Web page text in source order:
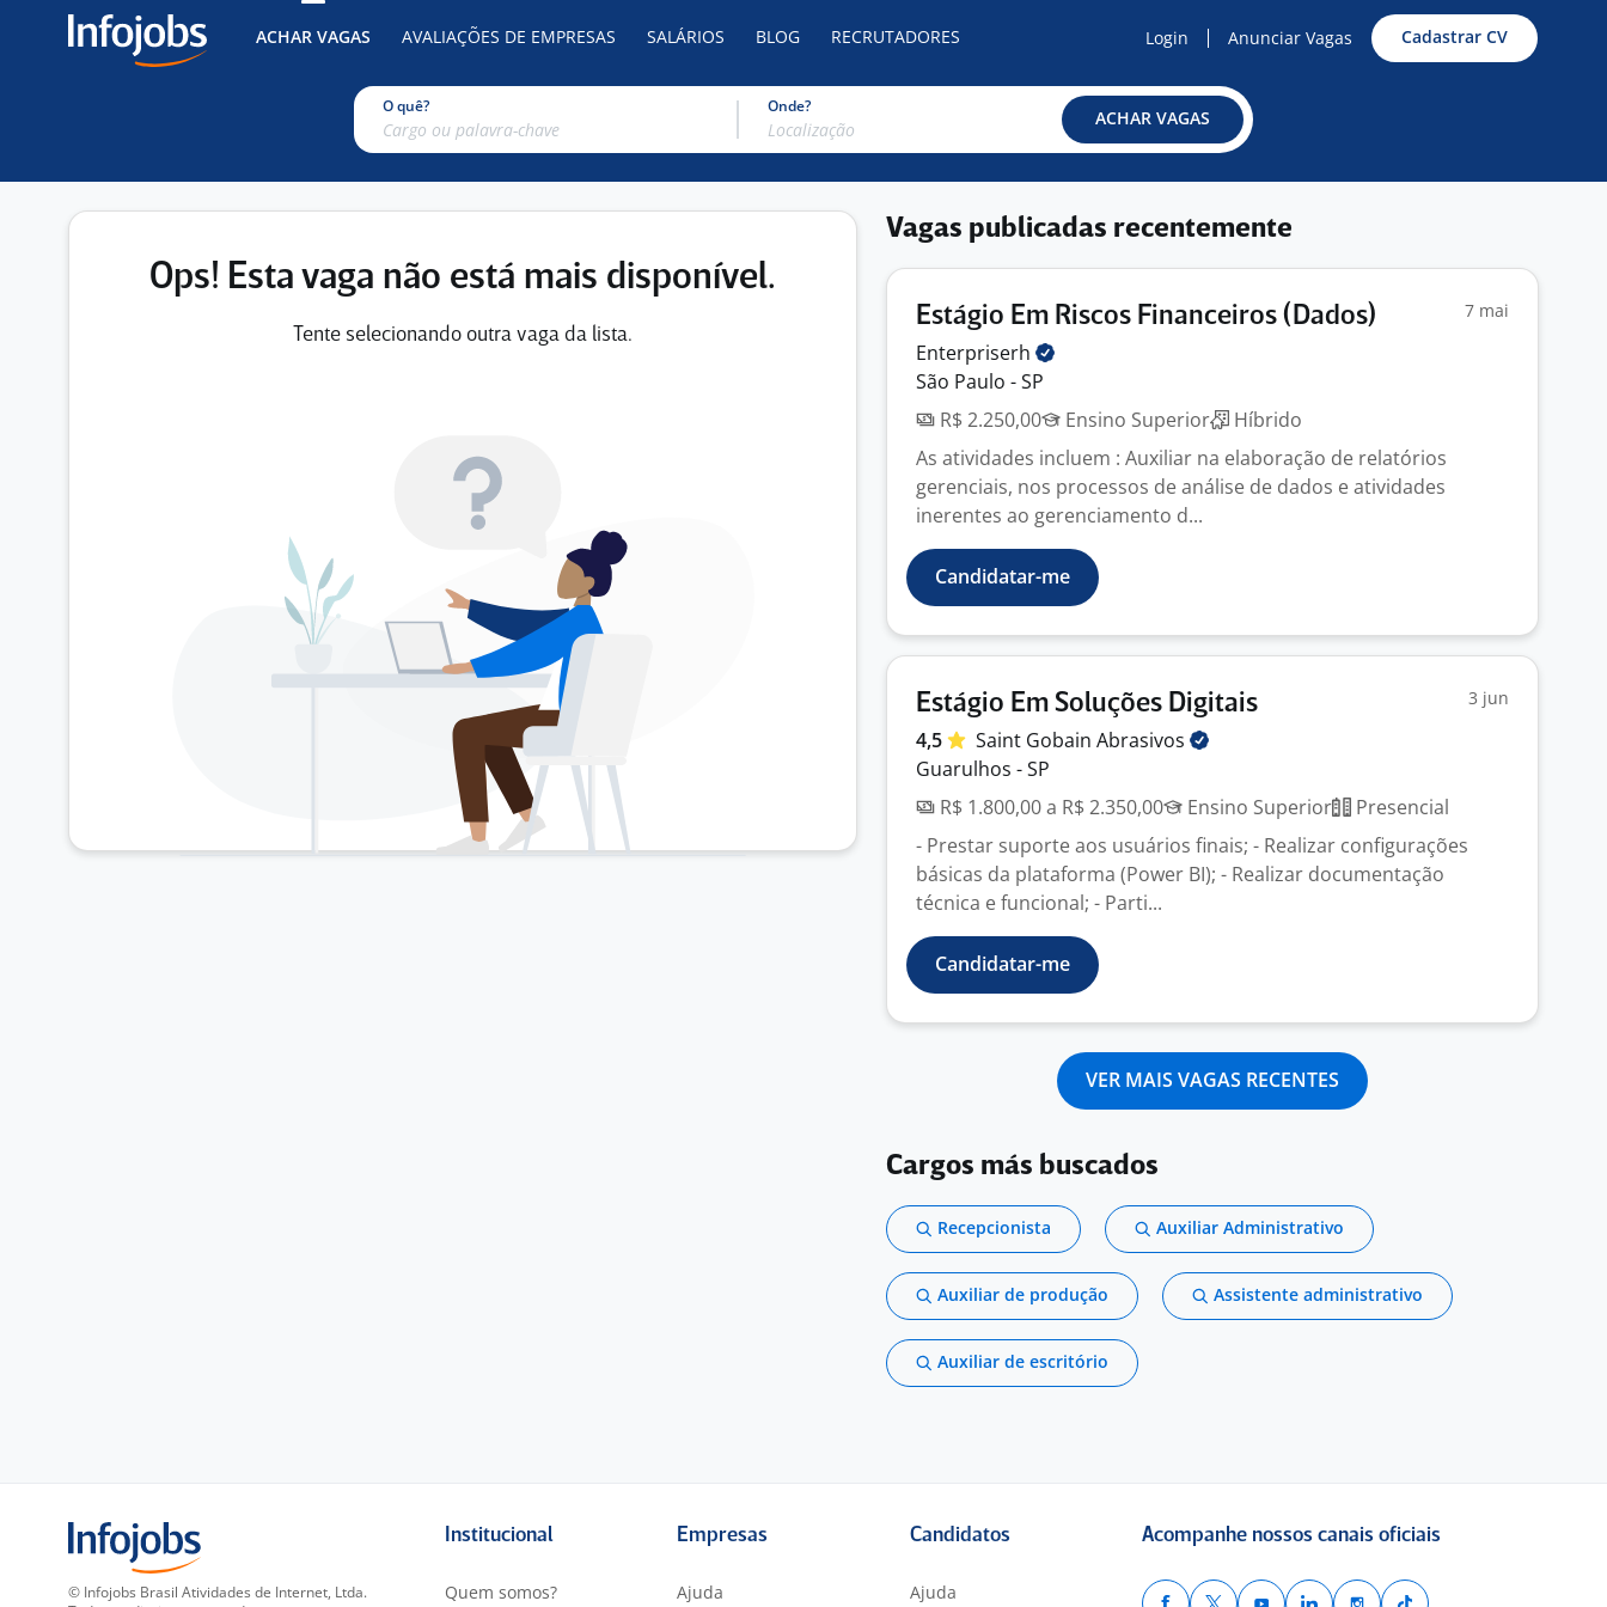
ACHAR VAGAS AVALIAÇÕES DE EMPRESAS SALÁRIOS BLOG RECRUTADORES Login Anunciar Vagas Cadastrar CV
O quê? Onde?
ACHAR VAGAS
Ops! Esta vaga não está mais disponível.
Tente selecionando outra vaga da lista.
Vagas publicadas recentemente
Estágio Em Riscos Financeiros (Dados) 7 mai
Enterpriserh
São Paulo - SP
R$ 2.250,00
Ensino Superior
Híbrido
As atividades incluem : Auxiliar na elaboração de relatórios
gerenciais, nos processos de análise de dados e atividades
inerentes ao gerenciamento d...
Candidatar-me
Estágio Em Soluções Digitais 3 jun
4,5 Saint Gobain Abrasivos
Guarulhos - SP
R$ 1.800,00 a R$ 2.350,00
Ensino Superior
Presencial
- Prestar suporte aos usuários finais; - Realizar configurações
básicas da plataforma (Power BI); - Realizar documentação
técnica e funcional; - Parti...
Candidatar-me
VER MAIS VAGAS RECENTES
Cargos más buscados
Recepcionista Auxiliar Administrativo
Auxiliar de produção Assistente administrativo
Auxiliar de escritório
© Infojobs Brasil Atividades de Internet, Ltda.
Institucional
Quem somos?
Empresas
Ajuda
Candidatos
Ajuda
Acompanhe nossos canais oficiais